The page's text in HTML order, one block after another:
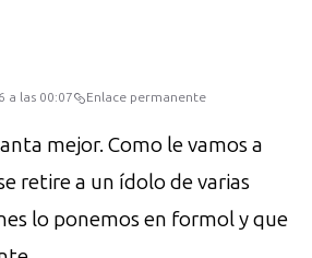
a las 00:07 Enlace permanente
mejor. Como le vamos a
retire a un ídolo de varias
lo ponemos en formol y que